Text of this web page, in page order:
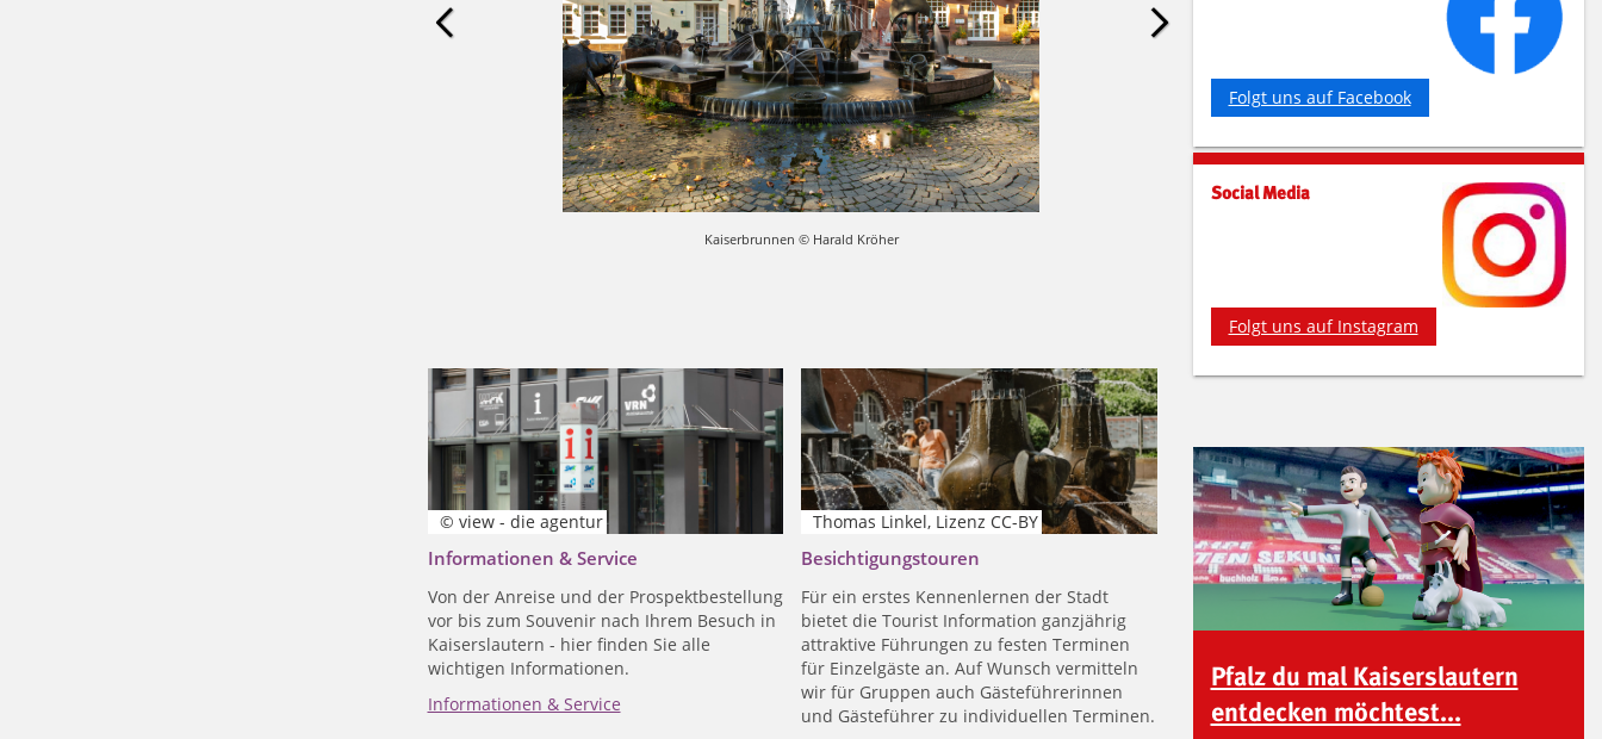
Kaiserbrunnen © Harald Kröher
© view - die agentur
Informationen & Service
Von der Anreise und der Prospektbestellung
vor bis zum Souvenir nach Ihrem Besuch in
Kaiserslautern - hier finden Sie alle
wichtigen Informationen.
Informationen & Service
Thomas Linkel, Lizenz CC-BY
Besichtigungstouren
Für ein erstes Kennenlernen der Stadt
bietet die Tourist Information ganzjährig
attraktive Führungen zu festen Terminen
für Einzelgäste an. Auf Wunsch vermitteln
wir für Gruppen auch Gästeführerinnen
und Gästeführer zu individuellen Terminen.
Folgt uns auf Facebook
Social Media
Folgt uns auf Instagram
Pfalz du mal Kaiserslautern
entdecken möchtest...